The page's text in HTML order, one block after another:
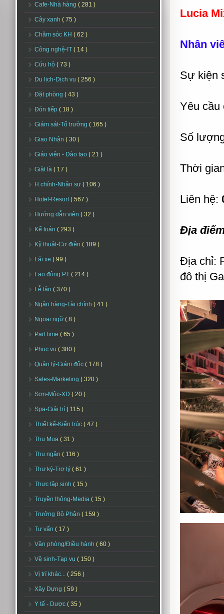
Cafe-Nhà hàng ( 281 )
Cây xanh ( 75 )
Chăm sóc KH ( 62 )
Công nghệ-IT ( 14 )
Cứu hộ ( 73 )
Du lịch-Dịch vụ ( 256 )
Đặt phòng ( 43 )
Đón tiếp ( 18 )
Giám sát-Tổ trưởng ( 165 )
Giao Nhận ( 30 )
Giáo viên - Đào tạo ( 21 )
Giặt là ( 17 )
H.chính-Nhân sự ( 106 )
Hotel-Resort( 567 )
Hướng dẫn viên ( 32 )
Kế toán ( 293 )
Kỹ thuật-Cơ điện ( 189 )
Lái xe ( 99 )
Lao động PT ( 214 )
Lễ tân ( 370 )
Ngân hàng-Tài chính ( 41 )
Ngoại ngữ ( 8 )
Part time ( 65 )
Phục vụ ( 380 )
Quản lý-Giám đốc ( 178 )
Sales-Marketing ( 320 )
Sơn-Mộc-XD ( 20 )
Spa-Giải trí ( 115 )
Thiết kế-Kiến trúc ( 47 )
Thu Mua ( 31 )
Thu ngân ( 116 )
Thư ký-Trợ lý ( 61 )
Thực tập sinh ( 15 )
Truyền thông-Media ( 15 )
Trưởng Bộ Phận ( 159 )
Tư vấn ( 17 )
Văn phòng/Điều hành ( 60 )
Vệ sinh-Tạp vụ ( 150 )
Vị trí khác... ( 256 )
Xây Dựng ( 59 )
Y tế - Dược ( 35 )
Lucia
Nhân
Sự kiện
Yêu cầu
Số
Thời
Liên hệ:
Địa
Địa chỉ:
đô thị